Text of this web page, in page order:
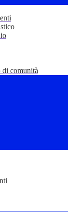
di comunità